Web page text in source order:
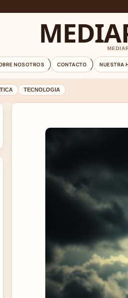
NOSOTROS CONTACTO NUESTRA
TECNOLOGIA